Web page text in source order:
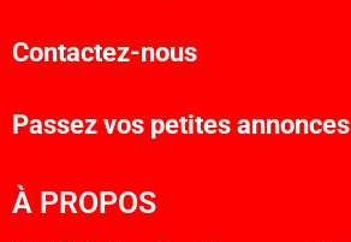
Contactez-nous
Passez vos petites annonces
À PROPOS